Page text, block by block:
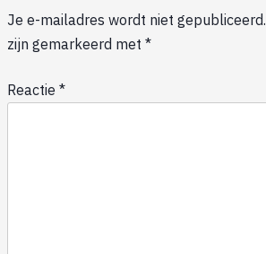
Je e-mailadres wordt niet gepubliceerd.
zijn gemarkeerd met *
Reactie *